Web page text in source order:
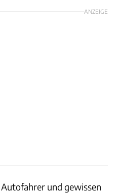
ANZEIGE
und gewissen